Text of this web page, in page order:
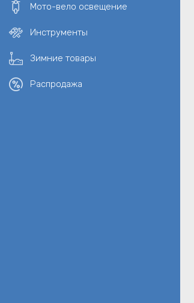
Мото-вело освещение
Инструменты
Зимние товары
Распродажа